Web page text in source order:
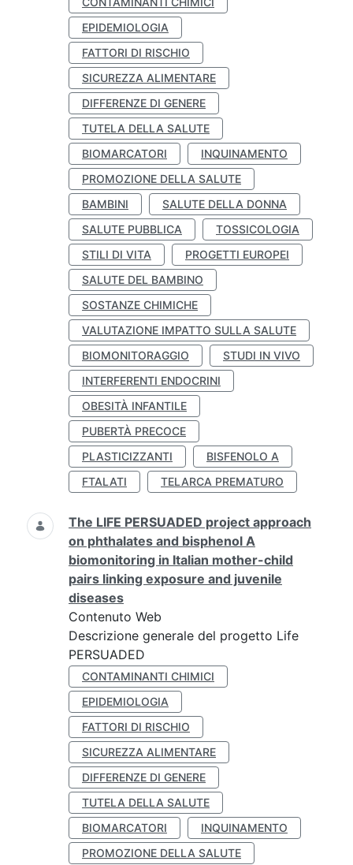
EPIDEMIOLOGIA
FATTORI DI RISCHIO
SICUREZZA ALIMENTARE
DIFFERENZE DI GENERE
TUTELA DELLA SALUTE
BIOMARCATORI
INQUINAMENTO
PROMOZIONE DELLA SALUTE
BAMBINI
SALUTE DELLA DONNA
SALUTE PUBBLICA
TOSSICOLOGIA
STILI DI VITA
PROGETTI EUROPEI
SALUTE DEL BAMBINO
SOSTANZE CHIMICHE
VALUTAZIONE IMPATTO SULLA SALUTE
BIOMONITORAGGIO
STUDI IN VIVO
INTERFERENTI ENDOCRINI
OBESITÀ INFANTILE
PUBERTÀ PRECOCE
PLASTICIZZANTI
BISFENOLO A
FTALATI
TELARCA PREMATURO
The LIFE PERSUADED project approach
on phthalates and bisphenol A
biomonitoring in Italian mother-child
pairs linking exposure and juvenile
diseases
Contenuto Web
Descrizione generale del progetto Life
PERSUADED
CONTAMINANTI CHIMICI
EPIDEMIOLOGIA
FATTORI DI RISCHIO
SICUREZZA ALIMENTARE
DIFFERENZE DI GENERE
TUTELA DELLA SALUTE
BIOMARCATORI
INQUINAMENTO
PROMOZIONE DELLA SALUTE